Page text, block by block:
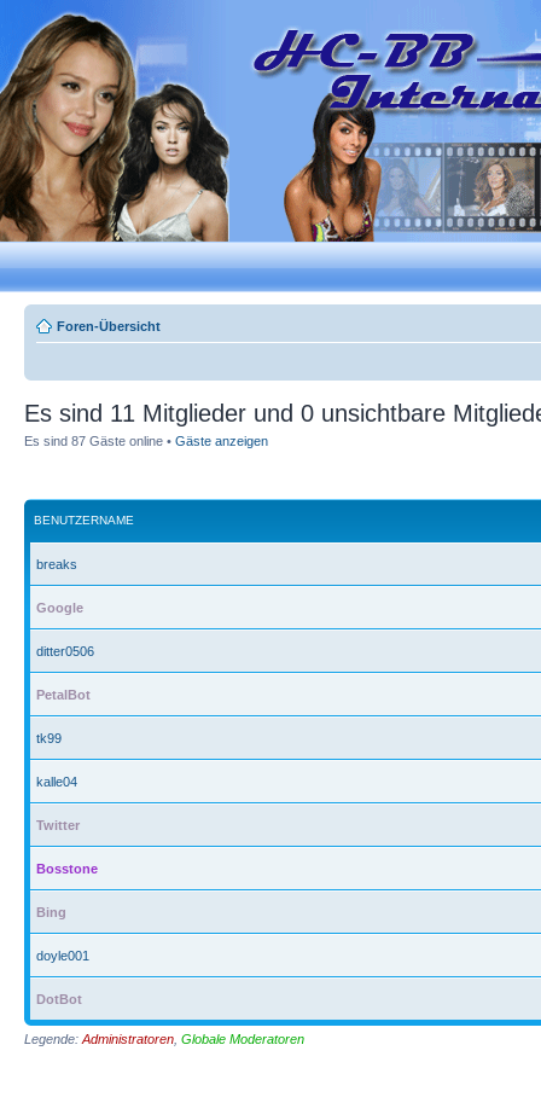
Foren-Übersicht
Es sind 11 Mitglieder und 0 unsichtbare
Es sind 87 Gäste online • Gäste anzeigen
BENUTZERNAME
breaks
Google
ditter0506
PetalBot
tk99
kalle04
Twitter
Bosstone
Bing
doyle001
DotBot
Legende: Administratoren Globale Moderatoren